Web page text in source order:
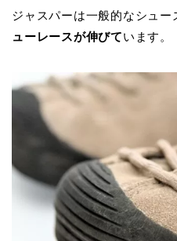
ジャスパーは一般的なシュー
ューレースが伸びています。